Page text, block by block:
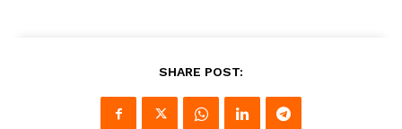
SHARE POST: